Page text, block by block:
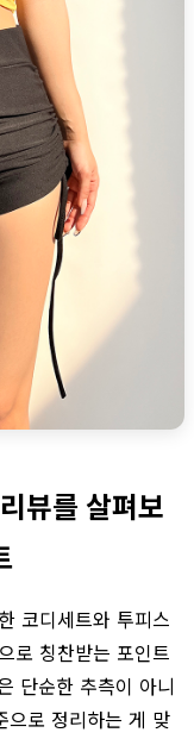
뷰를 살펴보
코디세트와 투피스
로 칭찬받는 포인트
단순한 추측이 아니
으로 정리하는 게 맞